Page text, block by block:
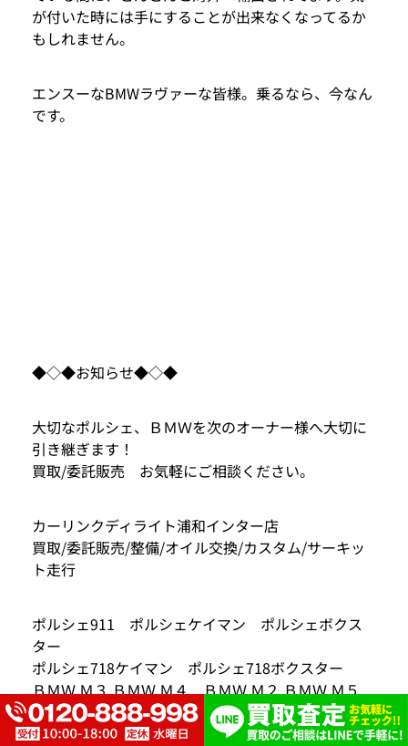
が付いた時には手にすることが出来なくなってるか
もしれません。
エンスーなBMWラヴァーな皆様。乗るなら、今なん
です。
◆◇◆お知らせ◆◇◆
大切なポルシェ、ＢＭＷを次のオーナー様へ大切に
引き継ぎます！
買取/委託販売 お気軽にご相談ください。
カーリンクディライト浦和インター店
買取/委託販売/整備/オイル交換/カスタム/サーキッ
ト走行
ポルシェ911 ポルシェケイマン ポルシェボクス
ター
ポルシェ718ケイマン ポルシェ718ボクスター
ＢＭＷ Ｍ３ ＢＭＷ Ｍ４ ＢＭＷ Ｍ２ ＢＭＷ Ｍ５
ＢＭＷ Ｍ６ ＢＭＷ Ｍ８
その他、輸入車スポーツモデルもお気軽にご相談く